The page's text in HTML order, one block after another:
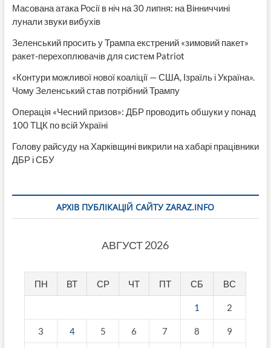
Масована атака Росії в ніч на 30 липня: на Вінниччині
лунали звуки вибухів
Зеленський просить у Трампа екстрений «зимовий пакет»
ракет-перехоплювачів для систем Patriot
«Контури можливої нової коаліції — США, Ізраїль і Україна».
Чому Зеленський став потрібний Трампу
Операція «Чесний призов»: ДБР проводить обшуки у понад
100 ТЦК по всій Україні
Голову райсуду на Харківщині викрили на хабарі працівники
ДБР і СБУ
АРХІВ ПУБЛІКАЦІЙ САЙТУ ZARAZ.INFO
АВГУСТ 2026
ПН ВТ СР ЧТ ПТ СБ ВС
1 2
3 4 5 6 7 8 9